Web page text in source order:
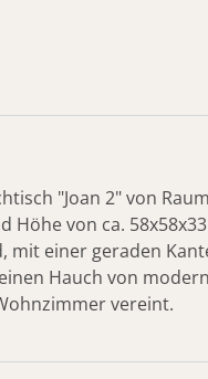
"Joan 2" von
Höhe von ca.
mit einer geraden
Hauch von
vereint.